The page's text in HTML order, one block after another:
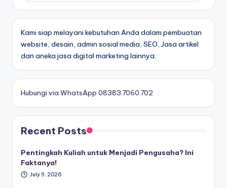
Kami siap melayani kebutuhan Anda dalam pembuatan
website, desain, admin sosial media, SEO, Jasa artikel
dan aneka jasa digital marketing lainnya.
Hubungi via WhatsApp 08383.7060.702
Recent Posts
Pentingkah Kuliah untuk Menjadi Pengusaha? Ini
Faktanya!
July 9, 2026